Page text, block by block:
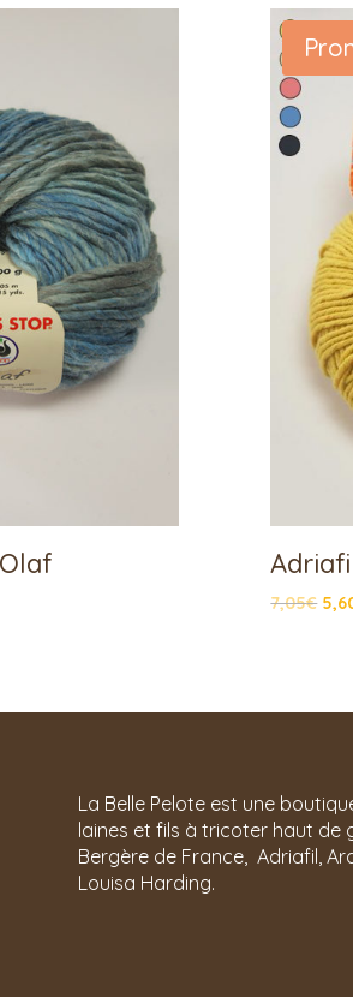
7,05€
La Belle Pelote est une
laines et fils à tricoter haut de
Bergère de France, Adriafil,
Louisa Harding.